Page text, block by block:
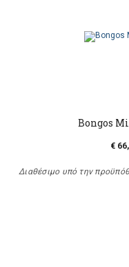
Bongos
€
Διαθέσιμο υπό την